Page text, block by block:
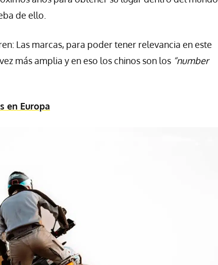
de ello.
Las marcas, para poder tener relevancia en este
más amplia y en eso los chinos son los “number
en Europa